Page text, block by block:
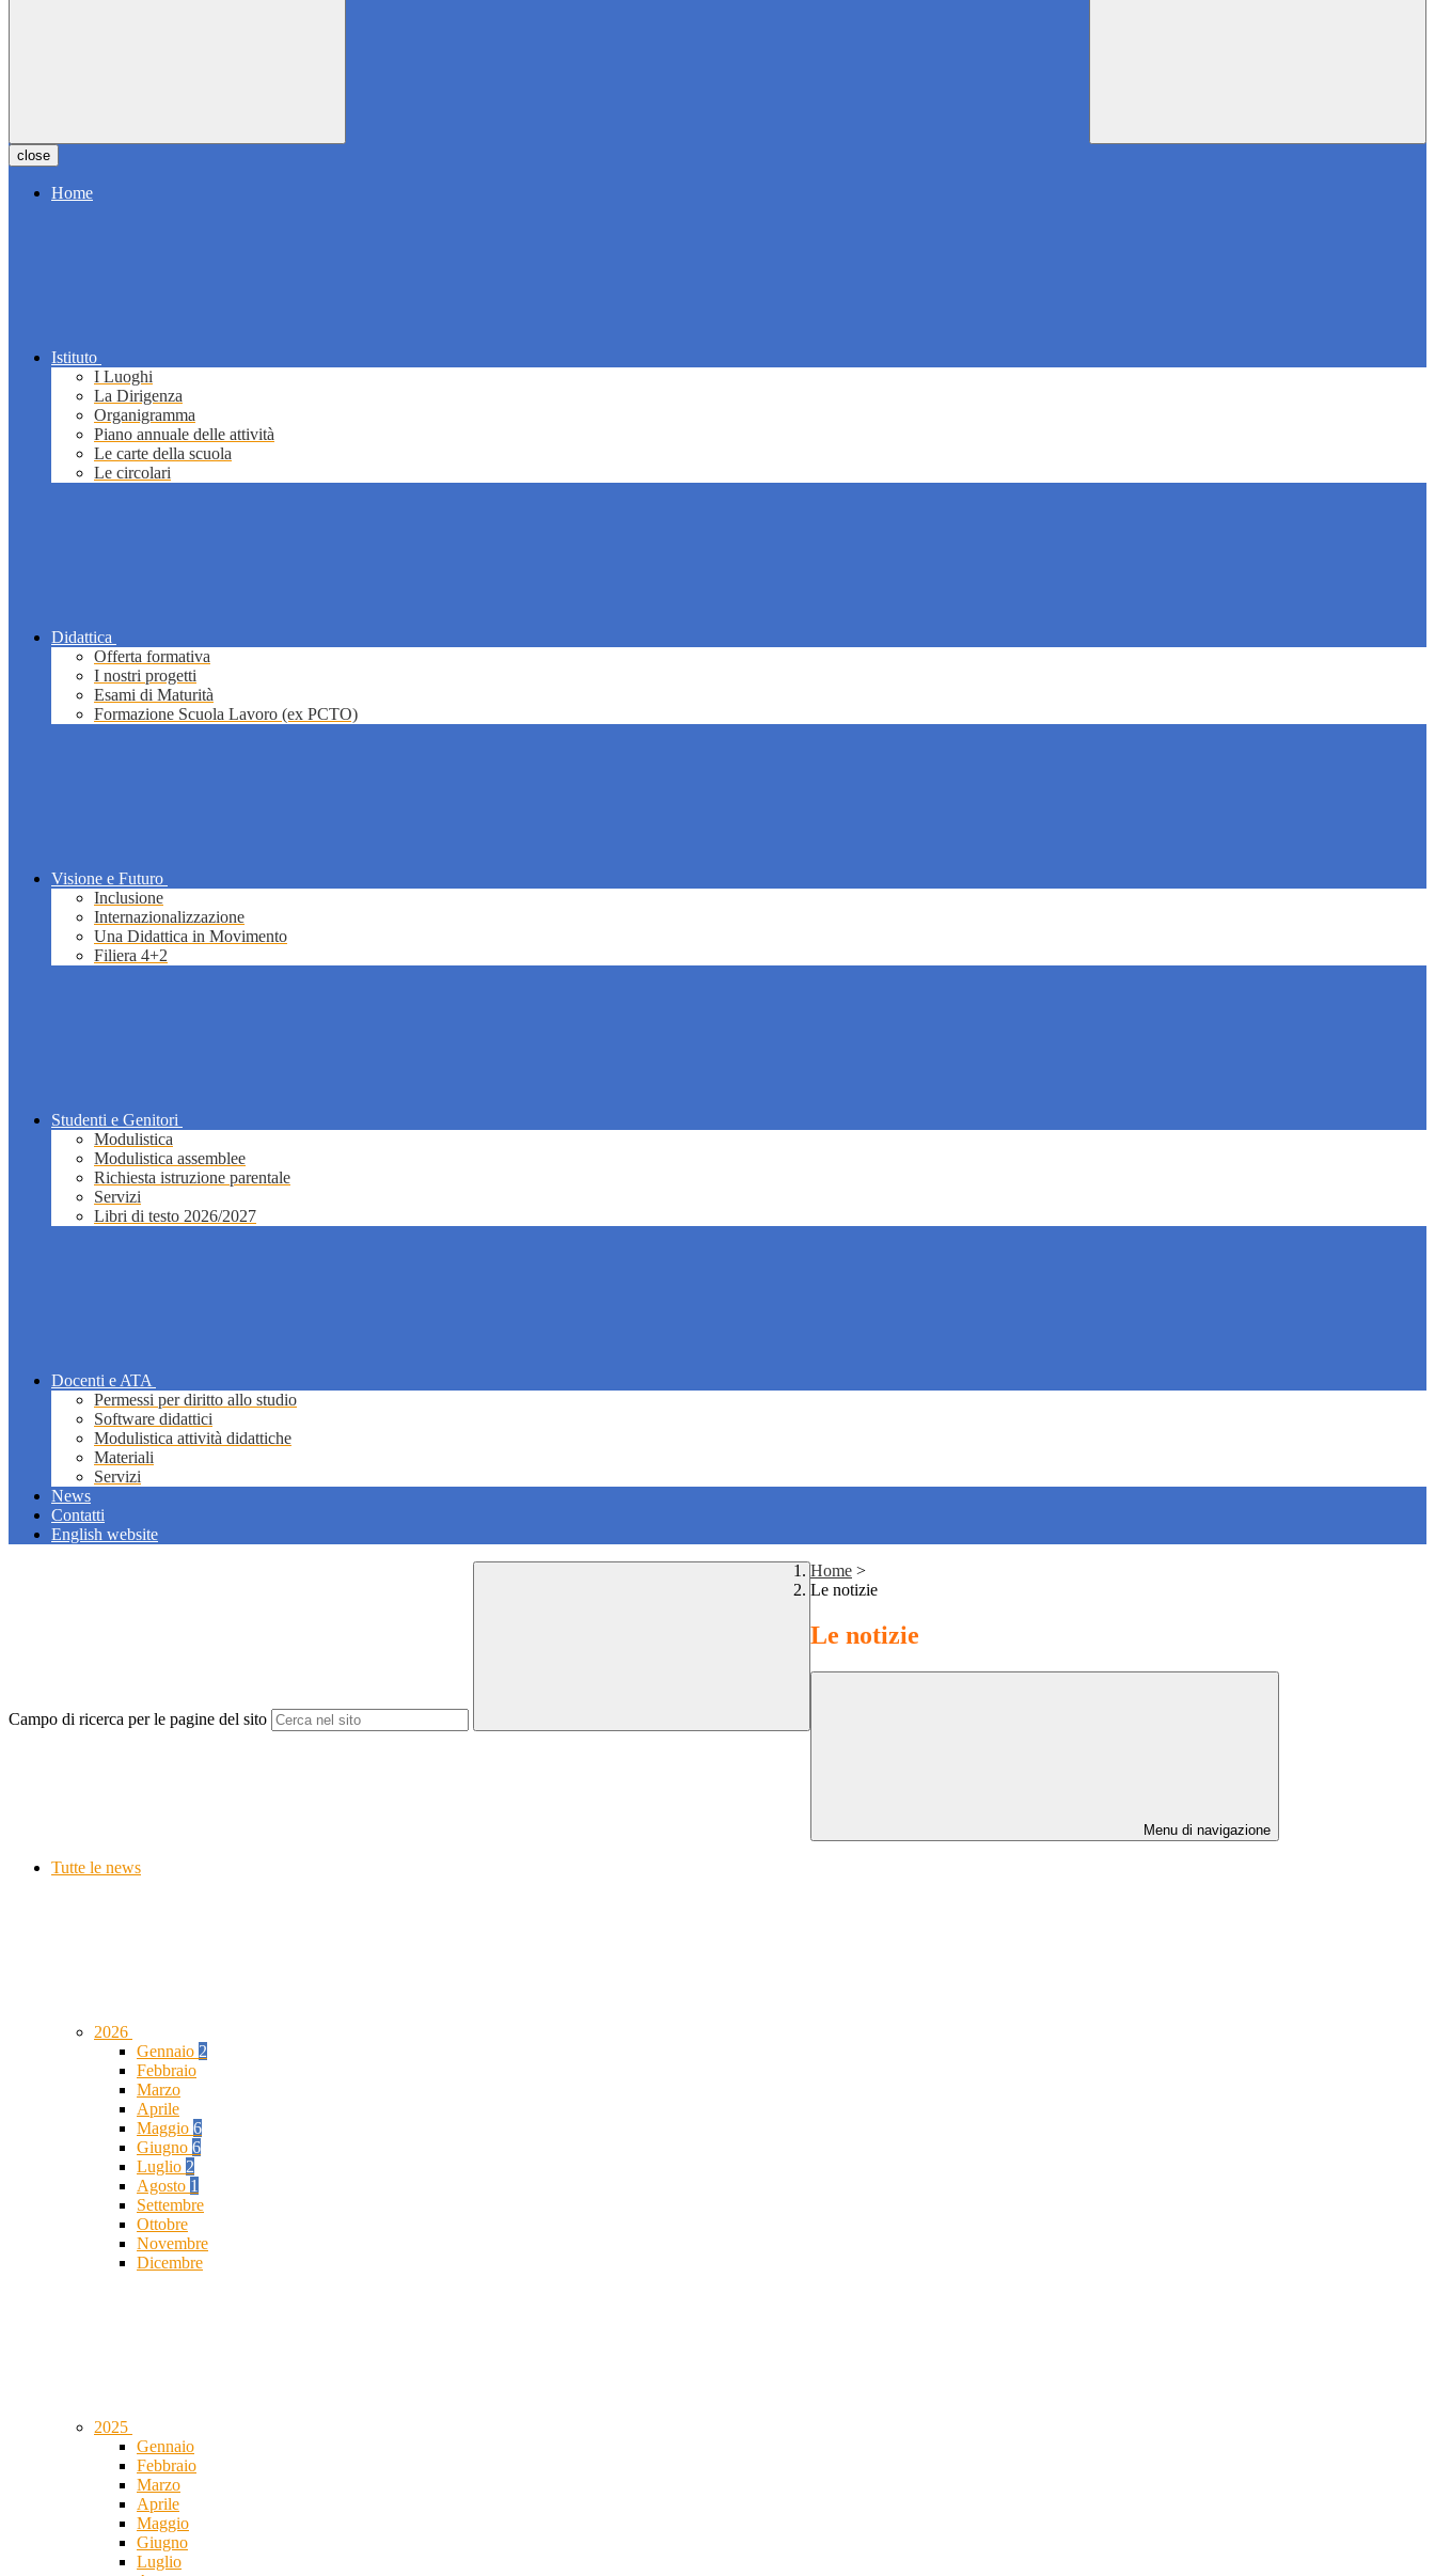
close
Home
Istituto
I Luoghi
La Dirigenza
Organigramma
Piano annuale delle attività
Le carte della scuola
Le circolari
Didattica
Offerta formativa
I nostri progetti
Esami di Maturità
Formazione Scuola Lavoro (ex PCTO)
Visione e Futuro
Inclusione
Internazionalizzazione
Una Didattica in Movimento
Filiera 4+2
Studenti e Genitori
Modulistica
Modulistica assemblee
Richiesta istruzione parentale
Servizi
Libri di testo 2026/2027
Docenti e ATA
Permessi per diritto allo studio
Software didattici
Modulistica attività didattiche
Materiali
Servizi
News
Contatti
English website
Campo di ricerca per le pagine del sito
Home >
Le notizie
Le notizie
Menu di navigazione
Tutte le news
2026
Gennaio 2
Febbraio
Marzo
Aprile
Maggio 6
Giugno 6
Luglio 2
Agosto 1
Settembre
Ottobre
Novembre
Dicembre
2025
Gennaio
Febbraio
Marzo
Aprile
Maggio
Giugno
Luglio